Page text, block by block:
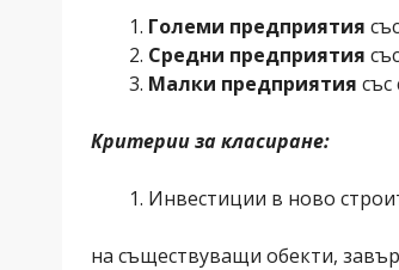
Големи предприятия
Средни предприятия
Малки предприятия
Критерии за класиране:
Инвестиции в ново
на съществуващи обекти,